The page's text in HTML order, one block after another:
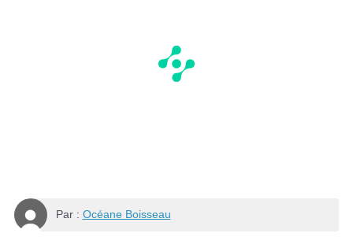
Par : Océane Boisseau